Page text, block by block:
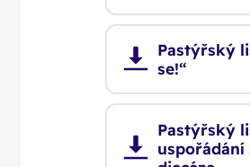
Pastýřský
se!“
Pastýřský